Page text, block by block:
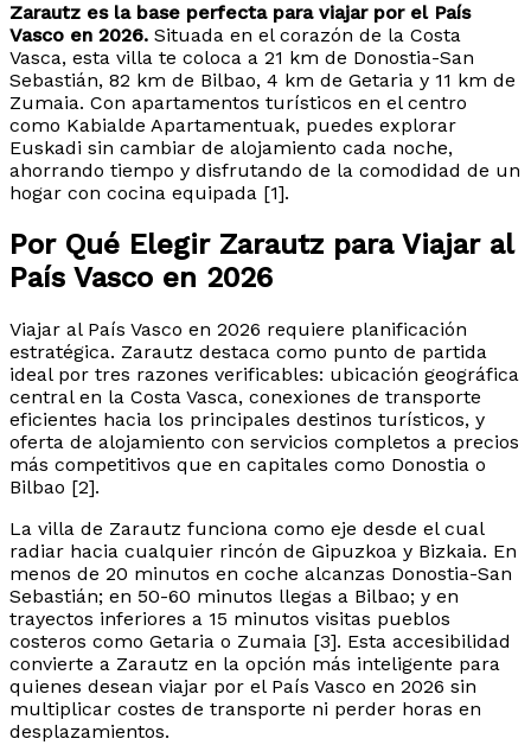
Zarautz es la base perfecta para viajar por el País
Vasco en 2026. Situada en el corazón de la Costa
Vasca, esta villa te coloca a 21 km de Donostia-San
Sebastián, 82 km de Bilbao, 4 km de Getaria y 11 km de
Zumaia. Con apartamentos turísticos en el centro
como Kabialde Apartamentuak, puedes explorar
Euskadi sin cambiar de alojamiento cada noche,
ahorrando tiempo y disfrutando de la comodidad de un
hogar con cocina equipada [1].
Por Qué Elegir Zarautz para Viajar al
País Vasco en 2026
Viajar al País Vasco en 2026 requiere planificación
estratégica. Zarautz destaca como punto de partida
ideal por tres razones verificables: ubicación geográfica
central en la Costa Vasca, conexiones de transporte
eficientes hacia los principales destinos turísticos, y
oferta de alojamiento con servicios completos a precios
más competitivos que en capitales como Donostia o
Bilbao [2].
La villa de Zarautz funciona como eje desde el cual
radiar hacia cualquier rincón de Gipuzkoa y Bizkaia. En
menos de 20 minutos en coche alcanzas Donostia-San
Sebastián; en 50-60 minutos llegas a Bilbao; y en
trayectos inferiores a 15 minutos visitas pueblos
costeros como Getaria o Zumaia [3]. Esta accesibilidad
convierte a Zarautz en la opción más inteligente para
quienes desean viajar por el País Vasco en 2026 sin
multiplicar costes de transporte ni perder horas en
desplazamientos.